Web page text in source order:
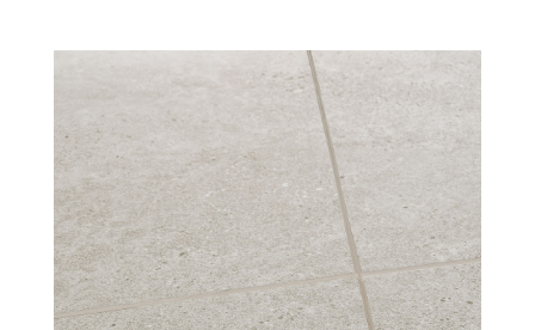
variantes.
Las
opciones
se
pueden
elegir
en
la